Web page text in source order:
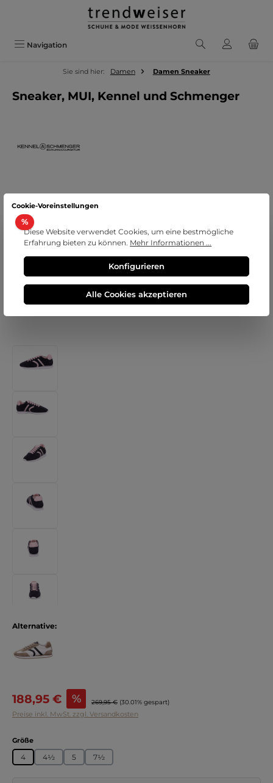
Zum Hauptinhalt springen
Navigation
Sie sind hier: Damen Damen Sneaker
Sneaker, MUI, Kennel und Schmenger
Bildergalerie überspringen
%Rabatt
Alternative:
Verkaufspreis:
188,95 € % Regulärer Preis:
269,95 € (30.01% gespart)
Preise inkl. MwSt. zzgl. Versandkosten
Größeauswählen
4 4½ 5 7½
Cookie-Voreinstellungen
Diese Website verwendet Cookies, um eine bestmögliche
Erfahrung bieten zu können. Mehr Informationen ...
Konfigurieren
Alle Cookies akzeptieren